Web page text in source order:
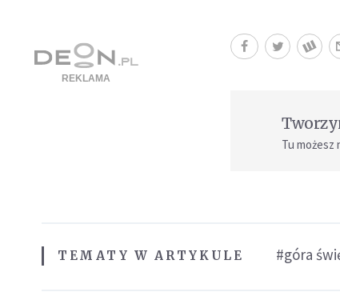
Tu możesz
TEMATY W ARTYKULE #góra